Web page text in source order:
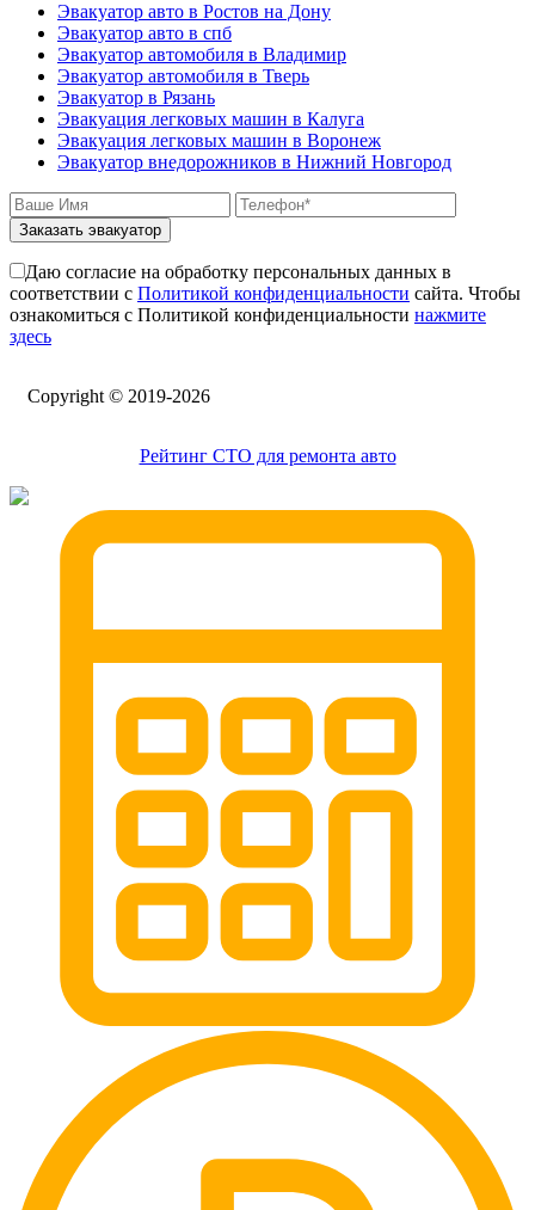
малолитражные авто и скутеры.
для снегоходов
Эвакуатор с паркинга штрафстоянки
Эвакуатор по шоссе - Екатеринбург
буксровка
Как вызвать эвакуатор с подземного
паркинга
Эвакуатор по шоссе - Марьино
недорого
Эвакуатор по шоссе - Питер
эвакуатор седан
эвакуатор пикапа
эвакуатор истра
эвакуатор в сто
эвакуатор из гаража
эвакуатор Эвакуатор по шоссе -
климовск
александров
мотоэвакуатор
зарайск
Эвакуатор авто в Ростов на Дону
Эвакуатор авто в спб
Эвакуатор автомобиля в Владимир
Эвакуатор автомобиля в Тверь
Эвакуатор в Рязань
Эвакуация легковых машин в Калуга
Эвакуация легковых машин в Воронеж
Эвакуатор внедорожников в Нижний Новгород
Заказать эвакуатор
Даю согласие на обработку персональных данных в
соответствии с Политикой конфиденциальности сайта. Чтобы
ознакомиться с Политикой конфиденциальности нажмите
здесь
Сopyright © 2019-2026
Рейтинг СТО для ремонта авто